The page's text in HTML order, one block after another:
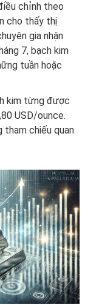
chỉnh theo
cho thấy thị
gia nhận
7, bạch kim
tuần hoặc
kim từng được
USD/ounce.
tham chiếu quan